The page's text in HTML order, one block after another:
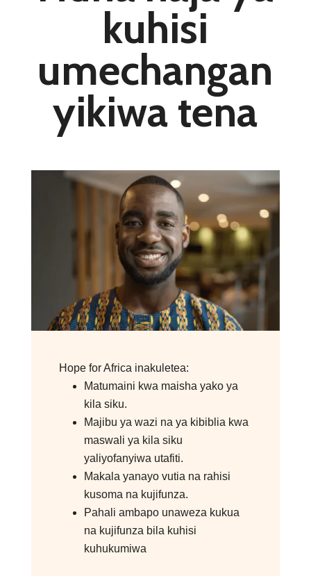
kuhisi
umechangan
yikiwa tena
Hope for Africa inakuletea:
Matumaini kwa maisha yako ya
kila siku.
Majibu ya wazi na ya kibiblia kwa
maswali ya kila siku
yaliyofanyiwa utafiti.
Makala yanayo vutia na rahisi
kusoma na kujifunza.
Pahali ambapo unaweza kukua
na kujifunza bila kuhisi
kuhukumiwa